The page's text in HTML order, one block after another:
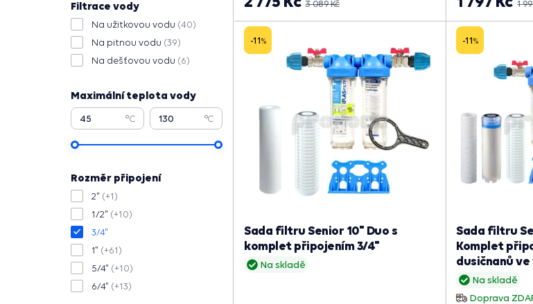
Filtrace vody
Na užitkovou vodu (40)
Na pitnou vodu (39)
Na dešťovou vodu (6)
Maximální teplota vody
°C °C
Rozměr připojení
2" (+1)
1/2" (+10)
3/4"
1" (+61)
5/4" (+10)
6/4" (+13)
3 089 Kč
1
-11%
Na skladě
Sada filtru Senior 10" Duo s
komplet připojením 3/4"
-11%
Na skladě
Doprava
Sada filtru
Komplet
dusičnanů ve